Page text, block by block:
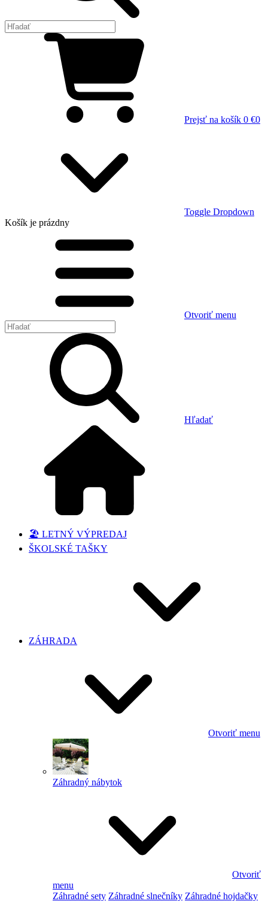
Prejsť na košík 0 €0
Toggle Dropdown
Košík je prázdny
Otvoriť menu
Hľadať
🏖️ LETNÝ VÝPREDAJ
ŠKOLSKÉ TAŠKY
ZÁHRADA
Otvoriť menu
Záhradný nábytok
Otvoriť
menu
Záhradné sety Záhradné slnečníky Záhradné hojdačky